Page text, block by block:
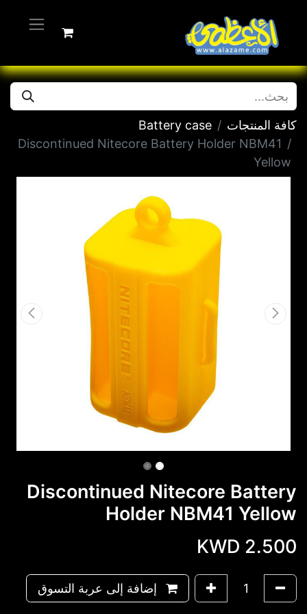
كافة المنتجات
Battery case
Discontinued Nitecore Battery Holder NBM41
Yellow
Discontinued Nitecore Battery
Holder NBM41 Yellow
2.500
إضافة إلى عربة التسوق